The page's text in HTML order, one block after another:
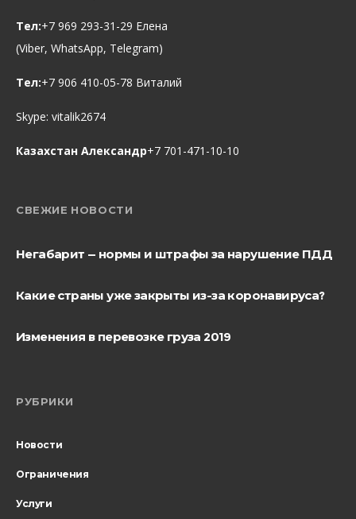
Тел:+7 969 293-31-29 Елена
(Viber, WhatsApp, Telegram)
Тел:+7 906 410-05-78 Виталий
Skype: vitalik2674
Казахстан Александр+7 701-471-10-10
СВЕЖИЕ НОВОСТИ
Негабарит — нормы и штрафы за нарушение ПДД
Какие страны уже закрыты из-за коронавируса?
Изменения в перевозке груза 2019
РУБРИКИ
Новости
Ограничения
Услуги